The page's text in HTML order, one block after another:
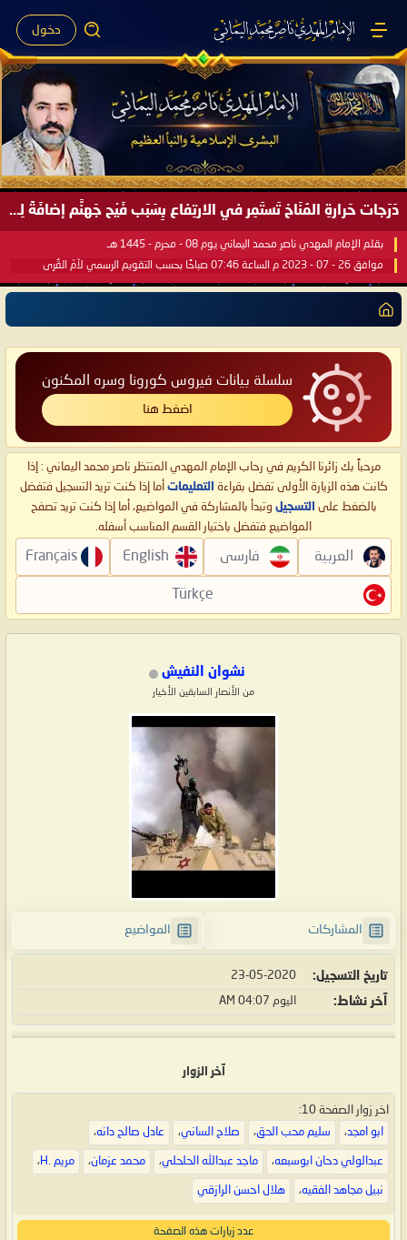
دخول
دَرَجات حَرارةِ المُنَاخ تَستَمِر في الارتِفاع بِسَبَب فَيْح جَهنَّم إضافَةً لِحرارةِ الشَّمس في مُحكَم القُرآن العَظيم ..
بقلم الإمام المهدي ناصر محمد اليماني يوم 08 - محرم - 1445 هـ
موافق 26 - 07 - 2023 م الساعة 07:46 صباحًا بحسب التقويم الرسمي لأمّ القُرى
سلسلة بيانات فيروس كورونا وسره المكنون
اضغط هنا
مرحباً بك زائرنا الكريم في رحاب الإمام المهدي المنتظر ناصر محمد اليماني : إذا
كانت هذه الزيارة الأولى تفضل بقراءة التعليمات أما إذا كنت تريد التسجيل فتفضل
بالضغط على التسجيل وتبدأ بالمشاركة في المواضيع، أما إذا كنت تريد تصفح
المواضيع فتفضل باختيار القسم المناسب أسفله.
العربية فارسی English
Français
Türkçe
نشوان النفيش
من الأنصار السابقين الأخيار
المشاركات المواضيع
تاريخ التسجيل 23-05-2020
آخر نشاط اليوم 04:07 AM
آخر الزوار
اخر زوار الصفحة 10:
ابو امجد، سليم محب الحق، صلاح الساني، عادل صالح دانه،
عبدالولي دحان ابوسبعه، ماجد عبدالله الحلحلي، محمد عزمان، مريم .H ،
نبيل مجاهد الفقيه، هلال احسن الرازقي
عدد زيارات هذه الصفحة